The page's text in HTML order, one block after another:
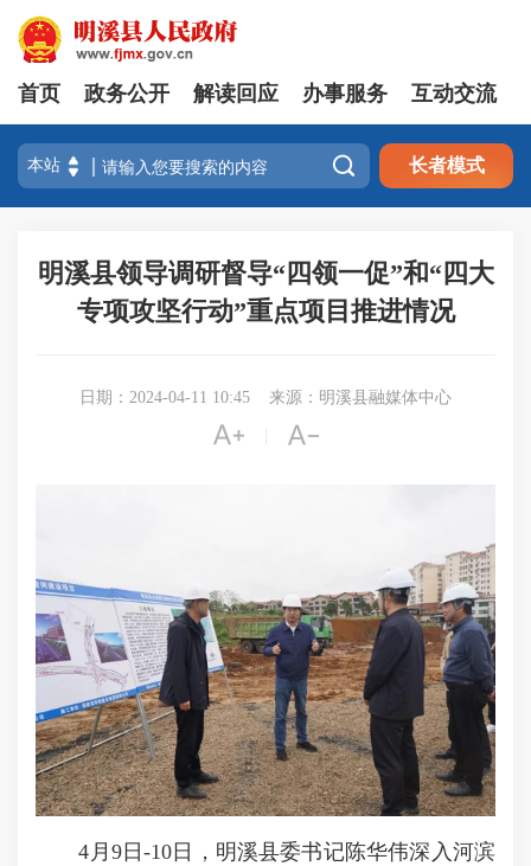
首页 政务公开 解读回应 办事服务 互动交流
 长者模式
明溪县领导调研督导“四领一促”和“四大
专项攻坚行动”重点项目推进情况
日期：2024-04-11 10:45 来源：明溪县融媒体中心
 
4月9日-10日，明溪县委书记陈华伟深入河滨